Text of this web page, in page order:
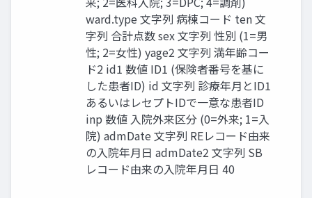
ward.type 文字列 病棟コード ten 文
字列 合計点数 sex 文字列 性別 (1=男
性; 2=女性) yage2 文字列 満年齢コー
ド2 id1 数値 ID1 (保険者番号を基に
した患者ID) id 文字列 診療年月とID1
あるいはレセプトIDで一意な患者ID
inp 数値 入院外来区分 (0=外来; 1=入
院) admDate 文字列 REレコード由来
の入院年月日 admDate2 文字列 SB
レコード由来の入院年月日 40